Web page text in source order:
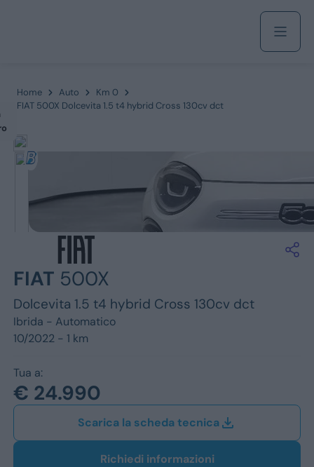
Servizi
Ford
Home Auto
Km 0
FIAT 500X Dolcevita 1.5 t4 hybrid Cross 130cv dct
FIAT 500X
Dolcevita 1.5 t4 hybrid Cross 130cv dct
Ibrida - Automatico
10/2022 - 1 km
Tua a:
€ 24.990
Scarica la scheda tecnica
Richiedi informazioni